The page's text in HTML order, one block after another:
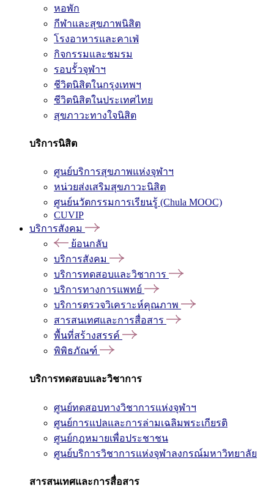
หอพัก
กีฬาและสุขภาพนิสิต
โรงอาหารและคาเฟ่
กิจกรรมและชมรม
รอบรั้วจุฬาฯ
ชีวิตนิสิตในกรุงเทพฯ
ชีวิตนิสิตในประเทศไทย
สุขภาวะทางใจนิสิต
บริการนิสิต
ศูนย์บริการสุขภาพแห่งจุฬาฯ
หน่วยส่งเสริมสุขภาวะนิสิต
ศูนย์นวัตกรรมการเรียนรู้ (Chula MOOC)
CUVIP
บริการสังคม
ย้อนกลับ
บริการสังคม
บริการทดสอบและวิชาการ
บริการทางการแพทย์
บริการตรวจวิเคราะห์คุณภาพ
สารสนเทศและการสื่อสาร
พื้นที่สร้างสรรค์
พิพิธภัณฑ์
บริการทดสอบและวิชาการ
ศูนย์ทดสอบทางวิชาการแห่งจุฬาฯ
ศูนย์การแปลและการล่ามเฉลิมพระเกียรติ
ศูนย์กฎหมายเพื่อประชาชน
ศูนย์บริการวิชาการแห่งจุฬาลงกรณ์มหาวิทยาลัย
สารสนเทศและการสื่อสาร